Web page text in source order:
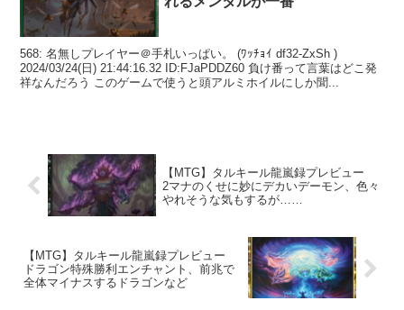
568: 名無しプレイヤー＠手札いっぱい。 (ﾜｯﾁｮｲ df32-ZxSh )
2024/03/24(日) 21:44:16.32 ID:FJaPDDZ60 負け番って言葉はどこ発
祥なんだろう このゲームで使うと頭アルミホイルにしか聞...
【MTG】タルキール龍嵐録プレビュー
2マナのくせに妙にデカいデーモン、色々
やれそうな気もするが……
【MTG】タルキール龍嵐録プレビュー
ドラゴン特殊勝利エンチャント、前兆で
全体マイナスするドラゴンなど